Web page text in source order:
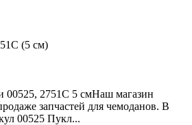
00525, 2751С 5 смНаш магазин
запчастей для чемоданов. В
00525 Пукл...